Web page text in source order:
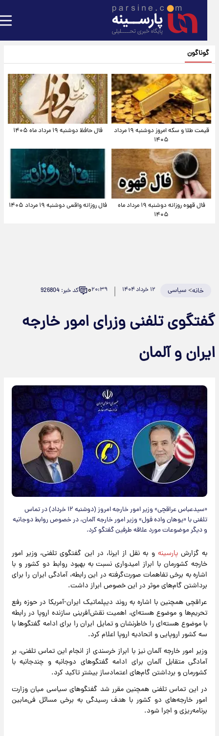
گوناگون
قیمت طلا و سکه امروز دوشنبه ۱۹ مرداد
۱۴۰۵
فال حافظ دوشنبه ۱۹ مرداد ماه ۱۴۰۵
فال قهوه روزانه دوشنبه ۱۹ مرداد ماه
۱۴۰۵
فال روزانه واقعی دوشنبه ۱۹ مرداد ۱۴۰۵
خانه>سیاسی ۲۰:۳۹۰ کد خبر: 926804
تلفنی وزرای امور خارجه
و آلمان
«سیدعباس عراقچی» وزیر امور خارجه امروز (دوشنبه ۱۲ خرداد) در تماس
تلفنی با «یوهان واده فول» وزیر امور خارجه آلمان، در خصوص روابط دوجانبه
و دیگر موضوعات مورد علاقه طرفین گفتگو کرد.
به گزارشپارسینهو به نقل از ایرنا، در این گفتگوی تلفنی، وزیر امور
خارجه کشورمان با ابراز امیدواری نسبت به بهبود روابط دو کشور و با
اشاره به برخی تفاهمات صورت‌گرفته در این رابطه، آمادگی ایران را برای
برداشتن گام‌های موثر در این خصوص ابراز داشت.
عراقچی همچنین با اشاره به روند دیپلماتیک ایران-آمریکا در حوزه رفع
تحریم‌ها و موضوع هسته‌ای، اهمیت نقش‌آفرینی سازنده اروپا در رابطه
با موضوع هسته‌ای را خاطرنشان و تمایل ایران را برای ادامه گفتگوها با
سه کشور اروپایی و اتحادیه اروپا اعلام کرد.
وزیر امور خارجه آلمان نیز با ابراز خرسندی از انجام این تماس تلفنی، بر
آمادگی متقابل آلمان برای ادامه گفتگوهای دوجانبه و چندجانبه با
کشورمان و برداشتن گام‌های اعتمادساز بیشتر تاکید کرد.
در این تماس تلفنی همچنین مقرر شد گفتگوهای سیاسی میان وزارت
امور خارجه‌های دو کشور با هدف رسیدگی به برخی مسائل فی‌مابین
برنامه‌ریزی و اجرا شود.